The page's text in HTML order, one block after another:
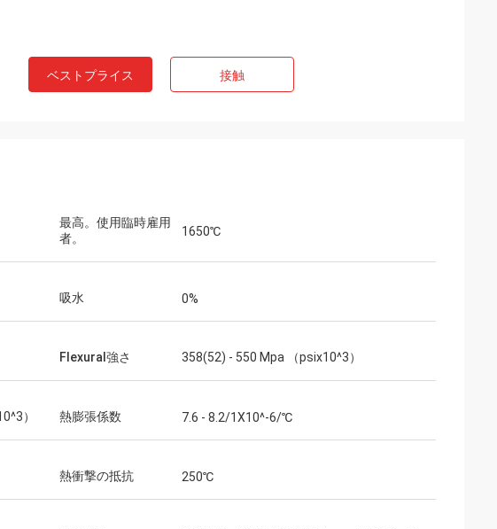
ベストプライス 接触
最高。使用臨時雇用
者。
1650℃
吸水 0%
Flexural強さ 358(52) - 550 Mpa （psix10^3）
） 熱膨張係数 7.6 - 8.2/1X10^-6/℃
熱衝撃の抵抗 250℃